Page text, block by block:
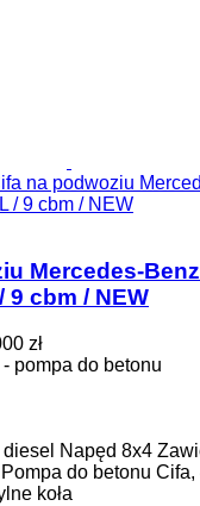
na podwoziu
/ 9 cbm / NEW
Mercedes-
9 cbm / NEW
zł
pompa do betonu
diesel Napęd 8x4
Pompa do betonu Cifa,
koła